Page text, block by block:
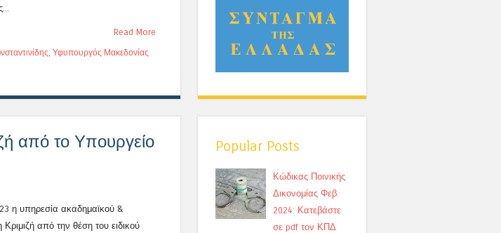
Read More
Υφυπουργός Μακεδονίας
από το Υπουργείο
η υπηρεσία ακαδημαϊκού &
από την θέση του ειδικού
Popular Posts
Κώδικας Ποινικής
Δικονομίας Φεβ.
2024: Κατεβάστε
σε pdf τον ΚΠΔ